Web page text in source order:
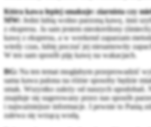
Która kawa lepiej smakuje: ziarnista czy
MW: Jedni lubią wolno parzoną kawę, inni
z ekspresu. Ja sam jestem nieokreślony
kawę z ekspresu, a w weekend zaparzam
wtedy czas, lubię poczuć jej niesamowity
W ten sam sposób piję kawę na wakacjach.
BG: Na ten temat mogłabym przeprowadzić
sama kawa palona na różne sposoby będzie
smak. Wszystko zależy od naszych upodobań.
znajduje się sugerowany przez nas sposób
i najważniejsze informacje. I pewnie to Panią
zalewa się wrzącą wodą.